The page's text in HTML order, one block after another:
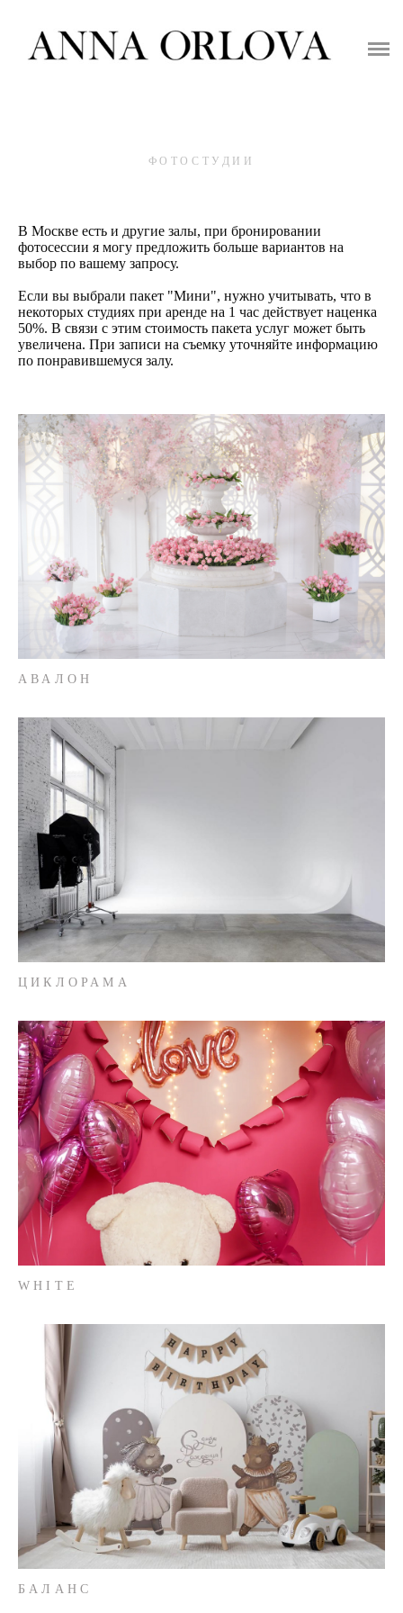
ГЛАВНАЯ
ПОЛЕЗНОЕ
КОНТАКТЫ
ФОТОСТУДИИ
В Москве есть и другие залы, при бронировании
фотосессии я могу предложить больше вариантов на
выбор по вашему запросу.
Если вы выбрали пакет "Мини", нужно учитывать, что в
некоторых студиях при аренде на 1 час действует наценка
50%. В связи с этим стоимость пакета услуг может быть
увеличена. При записи на съемку уточняйте информацию
по понравившемуся залу.
АВАЛОН
ЦИКЛОРАМА
WHITE
БАЛАНС